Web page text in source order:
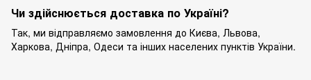
Чи здійснюється доставка по Україні?
Так, ми відправляємо замовлення до Києва, Львова,
Харкова, Дніпра, Одеси та інших населених пунктів України.